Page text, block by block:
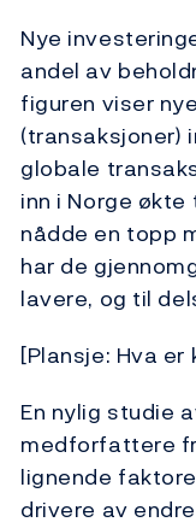
Nye
andel av
figuren viser
(transaksjoner)
globale
inn i Norge
nådde en topp
har de
lavere, og til
[Plansje: Hva
En nylig studie
medforfattere
lignende
drivere av